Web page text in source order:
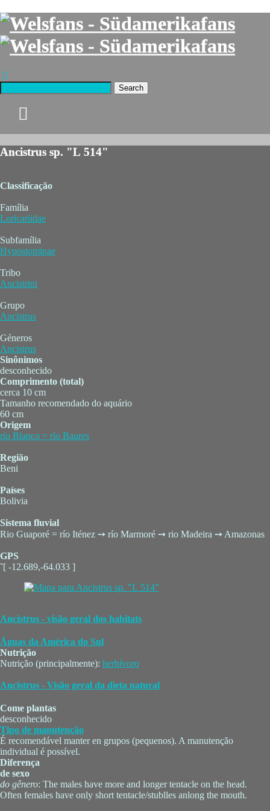
Search
Ancistrus sp. "L 514"
Classificação
Família
Loricariidae
Subfamília
Hypostominae
Tribo
Ancistrini
Grupo
Ancistrus
Géneros
Ancistrus
Sinônimos
desconhecido
Comprimento (total)
cerca 10 cm
Tamanho recomendado do aquário
60 cm
Origem
río Blanco = río Baures
Região
Beni
Países
Bolivia
Sistema fluvial
Rio Guaporé = río Iténez ➙ río Marmoré ➙ rio Madeira ➙ Amazonas
GPS
˜[ -12.689,-64.033 ]
Ancistrus - visão geral dos habitats
Águas da América do Sul
Nutrição
Nutrição (principalmente): herbívoro
Ancistrus - Visão geral da dieta natural
Come plantas
desconhecido
Tipo de manutenção
É recomendável manter en grupos (pequenos). A manutenção
individual é possível.
Diferença
de sexo
do gênero: The males have more and longer tentacle on the head.
Often females have only short tentacle/stublles anlong the mouth.